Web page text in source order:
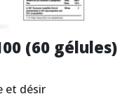
(60 gélules)
et désir